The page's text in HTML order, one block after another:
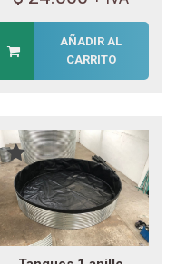
AÑADIR AL
CARRITO